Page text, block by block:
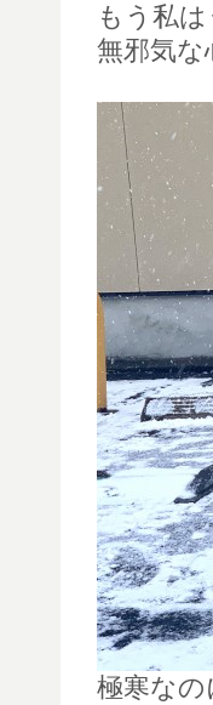
もう私
無邪気な
極寒なの